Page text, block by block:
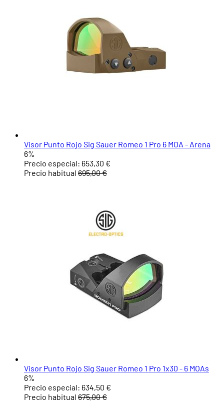
Visor Punto Rojo Sig Sauer Romeo 1 Pro 6 MOA - Arena
6%
Precio especial: 653,30 €
Precio habitual 695,00 €
Visor Punto Rojo Sig Sauer Romeo 1 Pro 1x30 - 6 MOAs
6%
Precio especial: 634,50 €
Precio habitual 675,00 €